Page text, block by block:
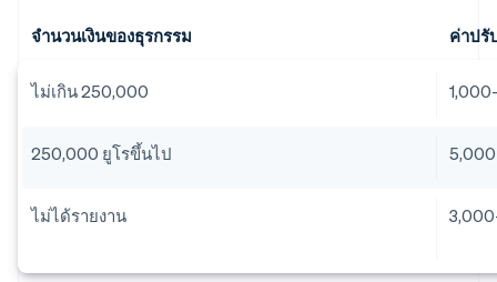
จำนวนเงินของธุรกรรม ค่าปรั
ไม่เกิน 250,000
250,000 ยูโรขึ้นไป
ไม่ได้รายงาน